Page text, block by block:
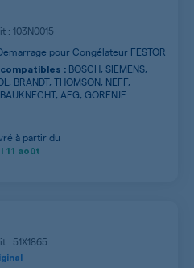
: 103N0015
pour Congélateur FESTOR
: BOSCH, SIEMENS,
BRANDT, THOMSON, NEFF,
AEG, GORENJE ...
à partir du
11 août
: 51X1865